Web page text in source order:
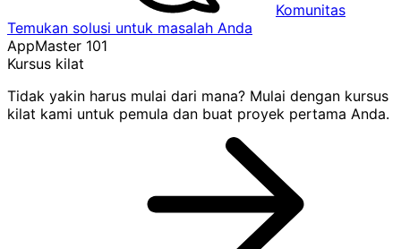
Komunitas
Temukan solusi untuk masalah Anda
AppMaster 101
Kursus kilat
Tidak yakin harus mulai dari mana? Mulai dengan kursus
kilat kami untuk pemula dan buat proyek pertama Anda.